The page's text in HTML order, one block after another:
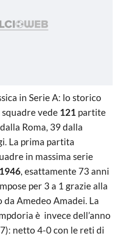
in Serie A: lo storico
vede 121 partite
Roma, 39 dalla
La prima partita
in massima serie
, esattamente 73 anni
per 3 a 1 grazie alla
Amedeo Amadei. La
è invece dell’anno
netto 4-0 con le reti di